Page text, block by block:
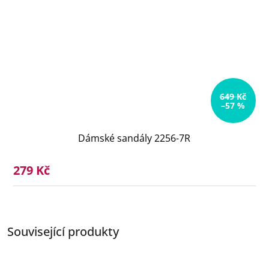
Související produkty
649 Kč
–57 %
Dámské sandály 2256-7R
279 Kč